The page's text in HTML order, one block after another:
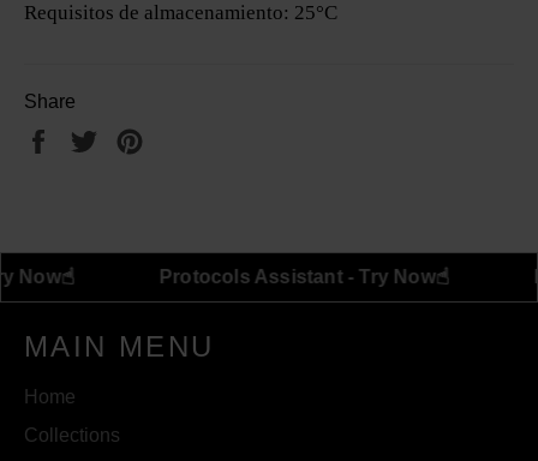
Requisitos de almacenamiento: 25°C
Share
Share
Tweet
- Try Now Protocols Assistant - Try Now
MAIN MENU
Home
Collections